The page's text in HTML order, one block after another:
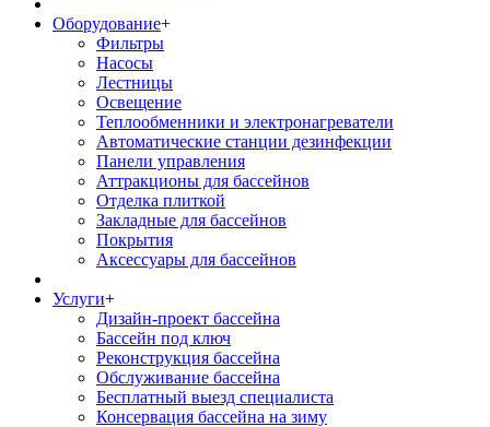
Оборудование+
Фильтры
Насосы
Лестницы
Освещение
Теплообменники и электронагреватели
Автоматические станции дезинфекции
Панели управления
Аттракционы для бассейнов
Отделка плиткой
Закладные для бассейнов
Покрытия
Аксессуары для бассейнов
Услуги+
Дизайн-проект бассейна
Бассейн под ключ
Реконструкция бассейна
Обслуживание бассейна
Бесплатный выезд специалиста
Консервация бассейна на зиму